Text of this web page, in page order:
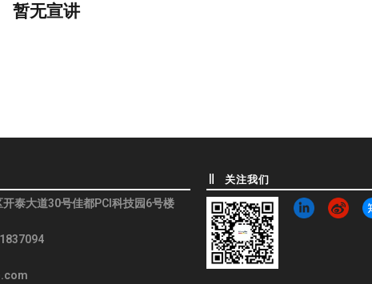
暂无宣讲
开泰大道30号佳都PCI科技园6号楼
关注我们